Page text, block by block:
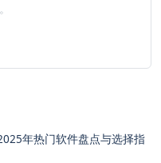
年热门软件盘点与选择指